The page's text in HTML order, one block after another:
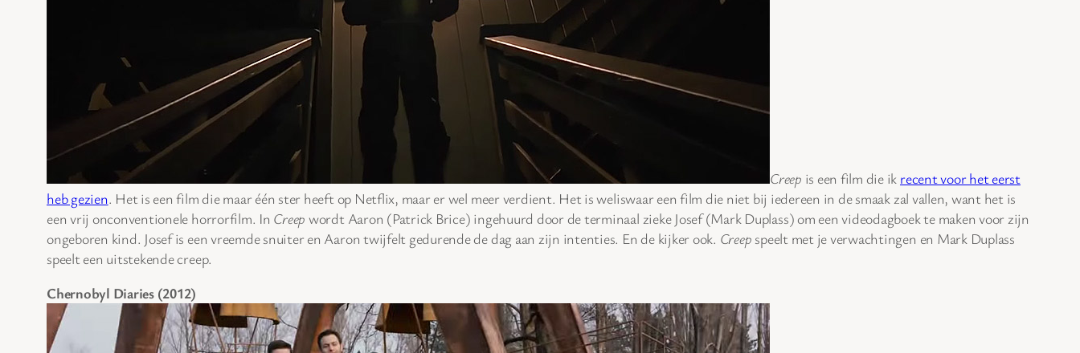
Creep is een film die ik recent voor het eerst
heb gezien. Het is een film die maar één ster heeft op Netflix, maar er wel meer verdient. Het is weliswaar een film die niet bij iedereen in de smaak zal vallen, want het is
een vrij onconventionele horrorfilm. In Creep wordt Aaron (Patrick Brice) ingehuurd door de terminaal zieke Josef (Mark Duplass) om een videodagboek te maken voor zijn
ongeboren kind. Josef is een vreemde snuiter en Aaron twijfelt gedurende de dag aan zijn intenties. En de kijker ook. Creep speelt met je verwachtingen en Mark Duplass
speelt een uitstekende creep.
Chernobyl Diaries (2012)